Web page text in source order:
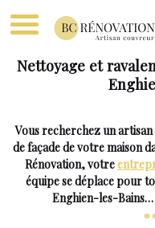
Nettoyage et
Vous recherchez un
de façade de votre maison
Rénovation, votre
équipe se déplace pour
Enghien-les-